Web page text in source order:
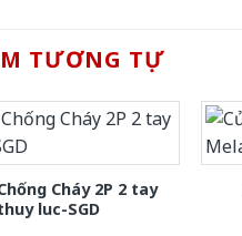
TƯƠNG TỰ
Cháy 2P 2 tay
luc-SGD